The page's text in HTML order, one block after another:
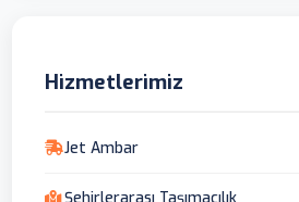
Hizmetlerimiz
Jet Ambar